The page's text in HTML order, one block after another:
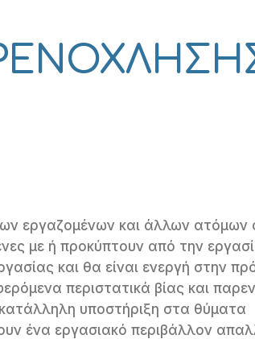
εργαζομένων και άλλων ατόμων
με ή προκύπτουν από την
και θα είναι ενεργή στην
περιστατικά βίας και
κατάλληλη υποστήριξη στα θύματα
ένα εργασιακό περιβάλλον